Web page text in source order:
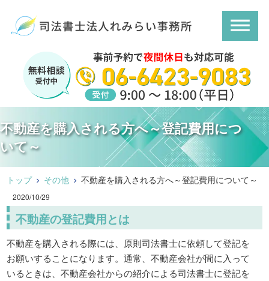
不動産を購入される方へ～登記費用につ
いて～
トップ その他 不動産を購入される方へ～登記費用について～
2020/10/29
不動産の登記費用とは
不動産を購入される際には、原則司法書士に依頼して登記を
お願いすることになります。通常、不動産会社が間に入って
いるときは、不動産会社からの紹介による司法書士に登記を